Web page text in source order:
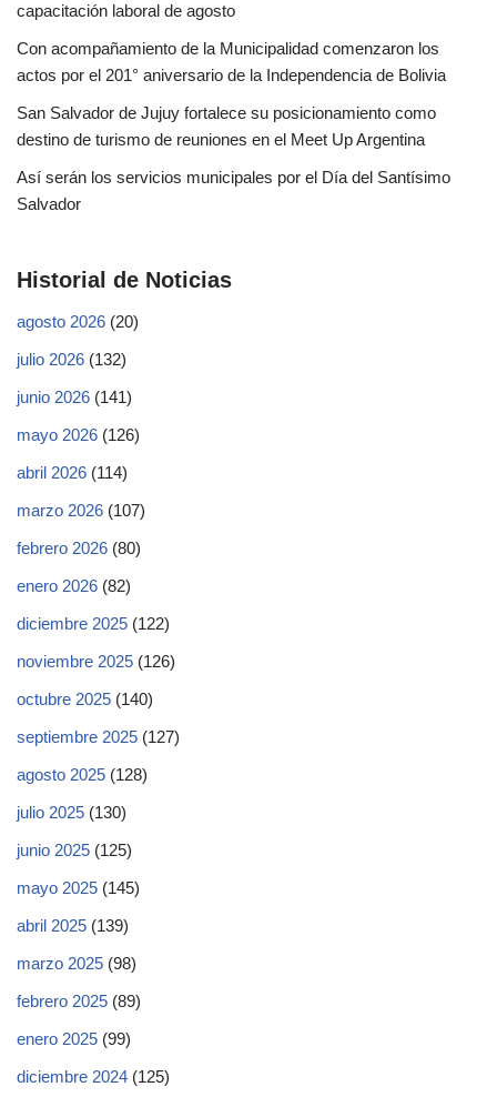
capacitación laboral de agosto
Con acompañamiento de la Municipalidad comenzaron los
actos por el 201° aniversario de la Independencia de Bolivia
San Salvador de Jujuy fortalece su posicionamiento como
destino de turismo de reuniones en el Meet Up Argentina
Así serán los servicios municipales por el Día del Santísimo
Salvador
Historial de Noticias
agosto 2026 (20)
julio 2026 (132)
junio 2026 (141)
mayo 2026 (126)
abril 2026 (114)
marzo 2026 (107)
febrero 2026 (80)
enero 2026 (82)
diciembre 2025 (122)
noviembre 2025 (126)
octubre 2025 (140)
septiembre 2025 (127)
agosto 2025 (128)
julio 2025 (130)
junio 2025 (125)
mayo 2025 (145)
abril 2025 (139)
marzo 2025 (98)
febrero 2025 (89)
enero 2025 (99)
diciembre 2024 (125)